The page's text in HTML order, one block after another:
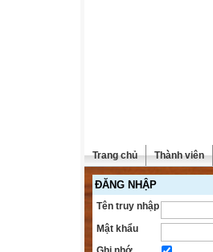
Trang chủ Thành viên
ĐĂNG NHẬP
Tên truy nhập
Mật khẩu